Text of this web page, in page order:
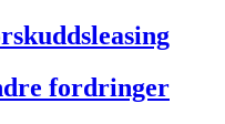
fordringer